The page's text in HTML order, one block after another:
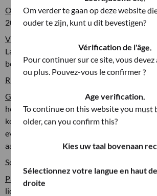
Om verder te gaan op deze website
ouder te zijn, kunt u dit bevestigen?
Vérification de l'âge.
Pour continuer sur ce site, vous devez
ou plus. Pouvez-vous le confirmer ?
Age verification.
To continue on this website you must
older, can you confirm this?
Kies uw taal bovenaan
Sélectionnez votre langue en haut
droite
Oogst: de druiven worden met de hand
20 kg. Medio september
Vinificatie
Langzame gisting bij een temperatuur van
behoud van de aroma's te garanderen.
Rijping
: in stalen tanks gedurende twaalf
Geur/Smaak
: delicaat boeket van witte
honing en kamille die met de jaren
koolwaterstoffen, vuursteen en
evenwichtig, met een bloemige afdronk die
aan knapperig brood, golden heerlijke
Serveertemperatuur
Pairing
: voorgerechten voor groente en vis,
lichte pastagerechten, risotto, gegrilde vis,